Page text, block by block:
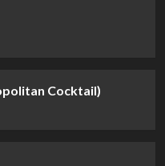
Cocktail)